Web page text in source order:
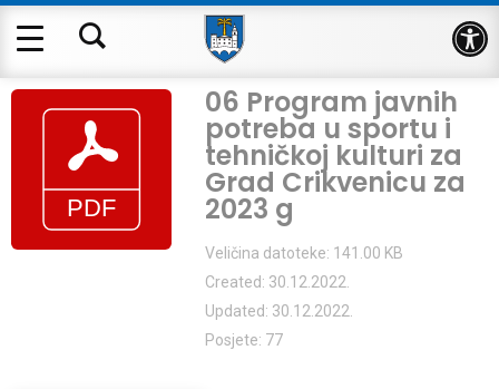
06 Program javnih
potreba u sportu i
tehničkoj kulturi za
Grad Crikvenicu za
2023 g
Veličina datoteke: 141.00 KB
Created: 30.12.2022.
Updated: 30.12.2022.
Posjete: 77